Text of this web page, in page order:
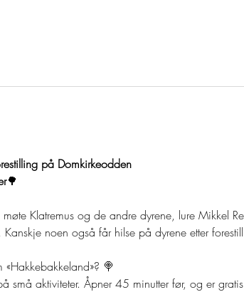
på Domkirkeodden
🌳
Klatremus og de andre dyrene, lure Mikkel
noen også får hilse på dyrene etter
🍭
aktiviteter. Åpner 45 minutter før, og er